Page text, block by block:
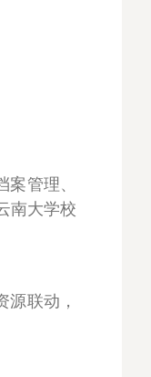
管理、
南大学校
联动，